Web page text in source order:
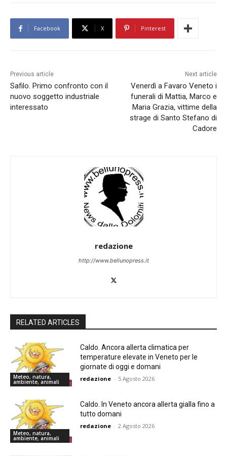
Facebook X Pinterest
Previous article
Safilo. Primo confronto con il
nuovo soggetto industriale
interessato
Next article
Venerdì a Favaro Veneto i
funerali di Mattia, Marco e
Maria Grazia, vittime della
strage di Santo Stefano di
Cadore
redazione
http://www.bellunopress.it
RELATED ARTICLES
Meteo, natura,
ambiente, animali
Caldo. Ancora allerta climatica per
temperature elevate in Veneto per le
giornate di oggi e domani
redazione - 5 Agosto 2026
Meteo, natura,
ambiente, animali
Caldo. In Veneto ancora allerta gialla fino a
tutto domani
redazione - 2 Agosto 2026